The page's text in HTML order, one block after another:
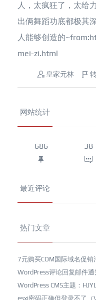
人，太疯狂了，太给
出俩舞蹈功底都极其
人能够创造的
mei-zi.html
皇家元林
网站统计
686 38
最近评论
热门文章
7元购买COM国际域名促销
WordPress评论回复邮件
WordPress CMS主题：
esxi密码正确但登录不了（